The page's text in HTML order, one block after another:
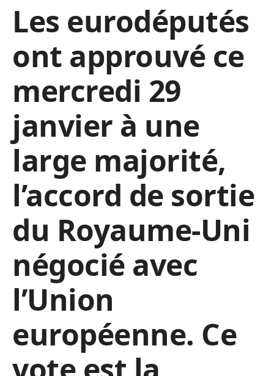
Les eurodéputés
ont approuvé ce
mercredi 29
janvier à une
large majorité,
l’accord de sortie
du Royaume-Uni
négocié avec
l’Union
européenne. Ce